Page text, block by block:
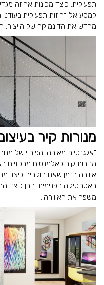
תפעולית: כיצד מכונות אריזה
למסע אל זריזות תפעולית
מחדש את הדינמיקה של הייצור.
מנורות קיר
"אלגנטיות מאירה: הפיתוי של
מנורות קיר כאלמנטים מרכזיים
אווירה בזמן שאנו חוקרים כיצד
באסתטיקה הפנימית. הבן כיצד
משפר את האווירה...